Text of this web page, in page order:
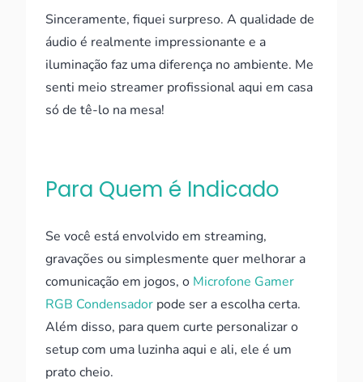
Sinceramente, fiquei surpreso. A qualidade de
áudio é realmente impressionante e a
iluminação faz uma diferença no ambiente. Me
senti meio streamer profissional aqui em casa
só de tê-lo na mesa!
Para Quem é Indicado
Se você está envolvido em streaming,
gravações ou simplesmente quer melhorar a
comunicação em jogos, o Microfone Gamer
RGB Condensador pode ser a escolha certa.
Além disso, para quem curte personalizar o
setup com uma luzinha aqui e ali, ele é um
prato cheio.